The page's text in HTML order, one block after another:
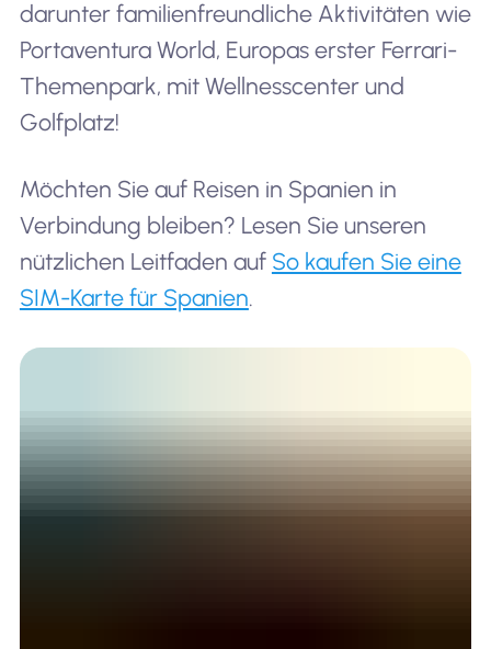
26 Bangkok, Thailand
28 Heraklion, Greece
darunter familienfreundliche Aktivitäten wie
Portaventura World, Europas erster Ferrari-
Themenpark, mit Wellnesscenter und
Golfplatz!
Möchten Sie auf Reisen in Spanien in
Verbindung bleiben? Lesen Sie unseren
nützlichen Leitfaden auf So kaufen Sie eine
SIM-Karte für Spanien.